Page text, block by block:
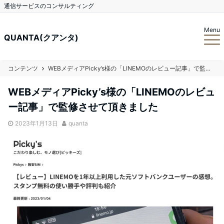
通信サービスのコンサルティング
QUANTA(クアンタ)
Menu
コンテンツ WEBメディアPicky’s様の「LINEMOのレビュー記事」で監修させて頂きました
WEBメディアPicky’s様の「LINEMOのレビュ
ー記事」で監修させて頂きました
2023年1月13日 quanta